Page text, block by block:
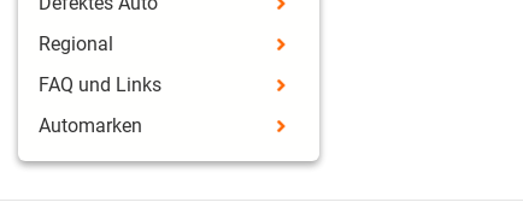
Regional
FAQ und Links
Automarken